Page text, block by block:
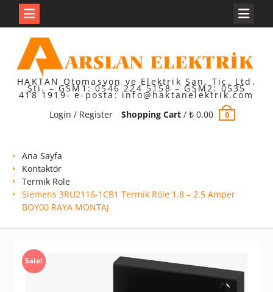
content
HAKTAN Otomasyon ve Elektrik San. Tic. Ltd.
Şti. – GSM1: 0546 224 5158 – GSM2: 0535
418 1919- e-posta: info@haktanelektrik.com
Login / Register
Shopping Cart/ ₺0,00 0
Ana Sayfa
Kontaktör
Termik Role
Siemens 3RU2116-1CB1 Termik Röle 1.8 – 2.5 Amper
BOY00 RAYA MONTAJ
Sale!